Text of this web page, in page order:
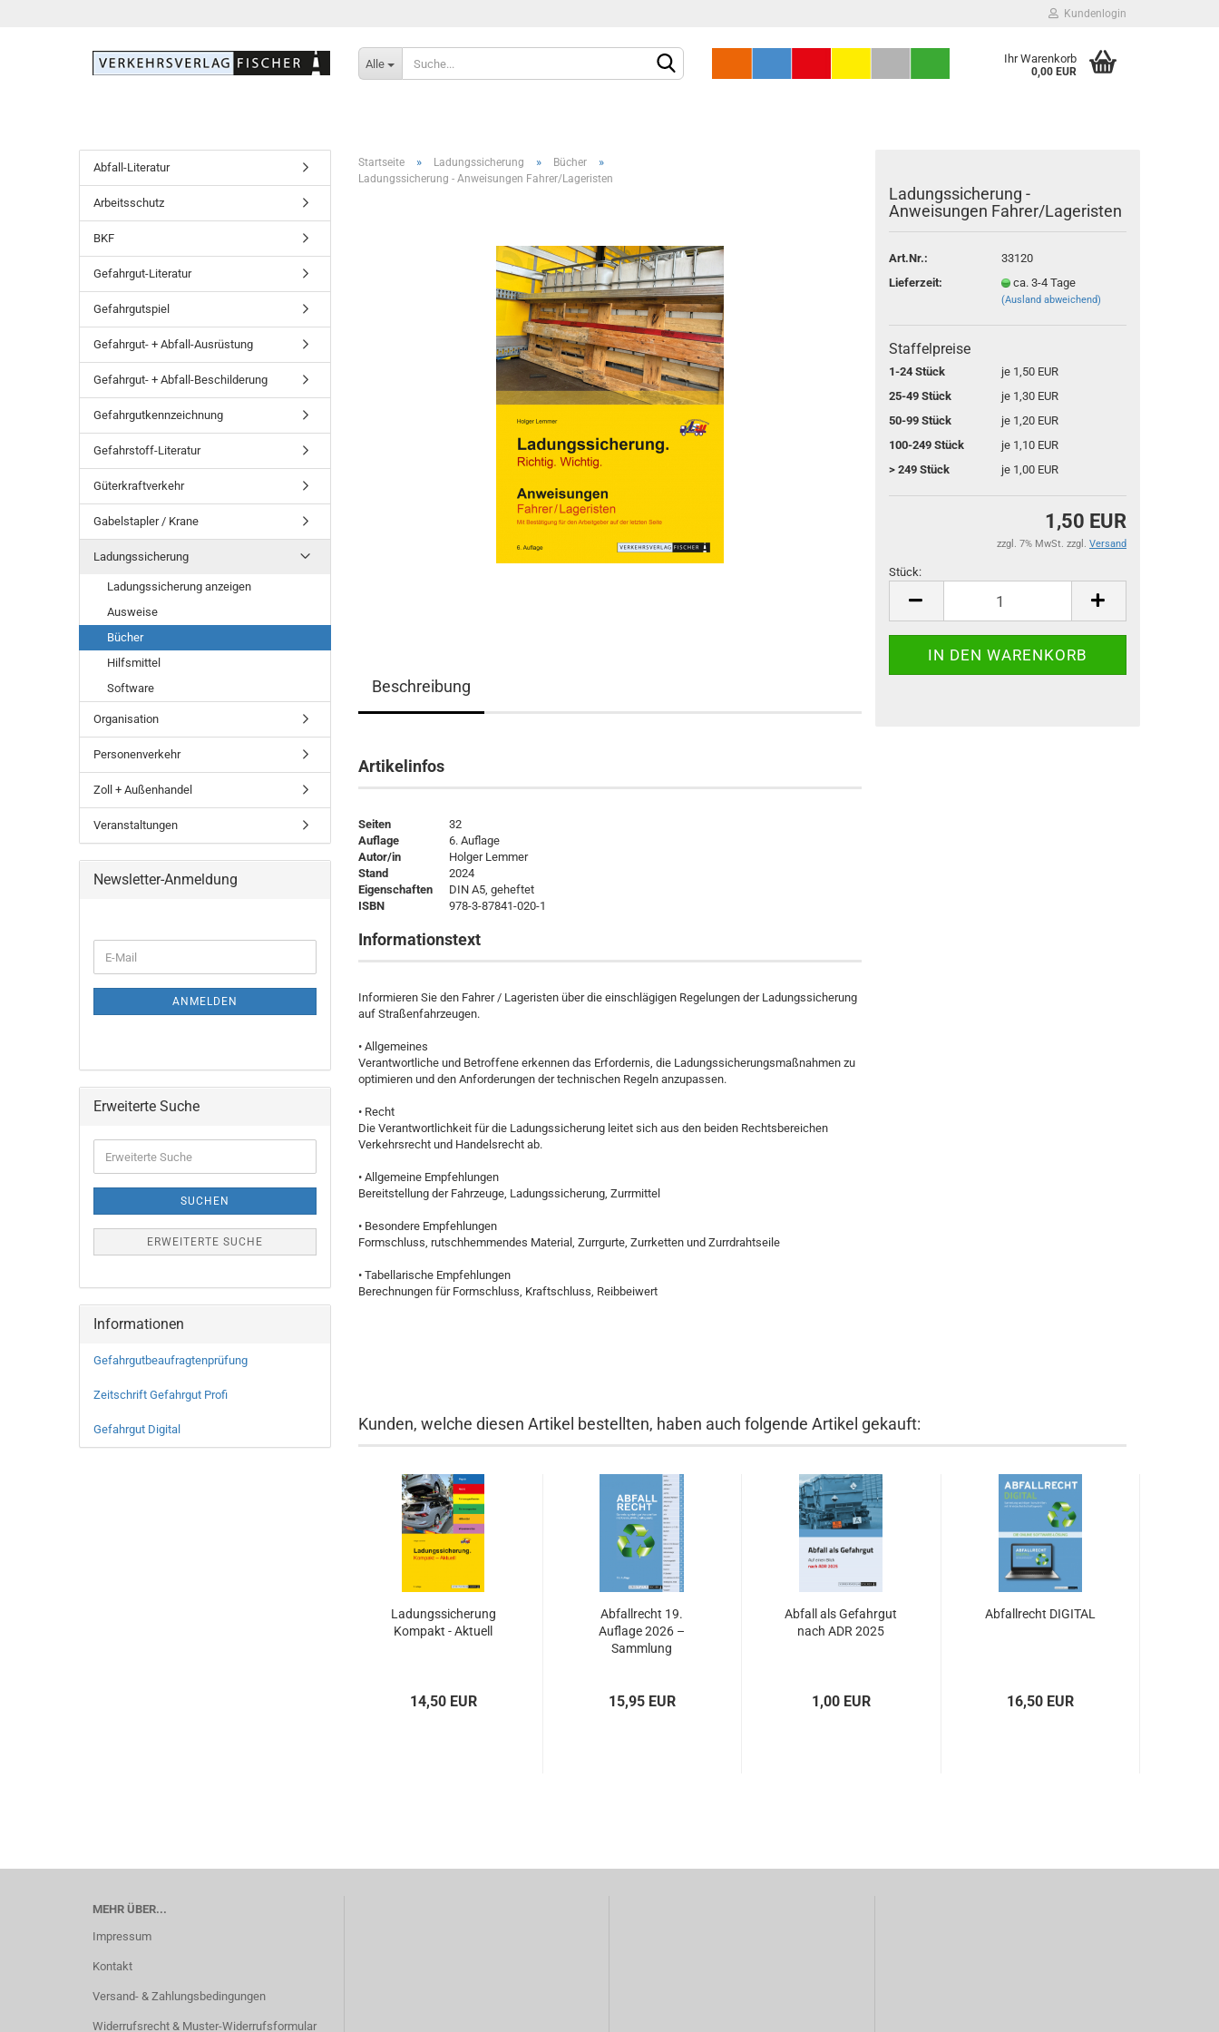
Kundenlogin
Konto erstellen
Passwort vergessen?
Alle Ihr Warenkorb
0,00 EUR
Startseite » Ladungssicherung » Bücher »
Ladungssicherung - Anweisungen Fahrer/Lageristen
Ladungssicherung -
Anweisungen Fahrer/Lageristen
Art.Nr.:
33120
Lieferzeit:
ca. 3-4 Tage
(Ausland abweichend)
Staffelpreise
1-24 Stück
je 1,50 EUR
25-49 Stück
je 1,30 EUR
50-99 Stück
je 1,20 EUR
100-249 Stück
je 1,10 EUR
> 249 Stück
je 1,00 EUR
1,50 EUR
zzgl. 7% MwSt. zzgl. Versand
Stück:
Stück
Beschreibung
Artikelinfos
Seiten
32
Auflage
6. Auflage
Autor/in
Holger Lemmer
Stand
2024
Eigenschaften
DIN A5, geheftet
ISBN
978-3-87841-020-1
Informationstext
Informieren Sie den Fahrer / Lageristen über die einschlägigen Regelungen der Ladungssicherung
auf Straßenfahrzeugen.
• Allgemeines
Verantwortliche und Betroffene erkennen das Erfordernis, die Ladungssicherungsmaßnahmen zu
optimieren und den Anforderungen der technischen Regeln anzupassen.
• Recht
Die Verantwortlichkeit für die Ladungssicherung leitet sich aus den beiden Rechtsbereichen
Verkehrsrecht und Handelsrecht ab.
• Allgemeine Empfehlungen
Bereitstellung der Fahrzeuge, Ladungssicherung, Zurrmittel
• Besondere Empfehlungen
Formschluss, rutschhemmendes Material, Zurrgurte, Zurrketten und Zurrdrahtseile
• Tabellarische Empfehlungen
Berechnungen für Formschluss, Kraftschluss, Reibbeiwert
Kunden, welche diesen Artikel bestellten, haben auch folgende Artikel gekauft:
Ladungssicherung
Kompakt - Aktuell
14,50 EUR
Abfallrecht 19.
Auflage 2026 –
Sammlung
15,95 EUR
Abfall als Gefahrgut
nach ADR 2025
1,00 EUR
Abfallrecht DIGITAL
16,50 EUR
Abfall-Literatur
Arbeitsschutz
BKF
Gefahrgut-Literatur
Gefahrgutspiel
Gefahrgut- + Abfall-Ausrüstung
Gefahrgut- + Abfall-Beschilderung
Gefahrgutkennzeichnung
Gefahrstoff-Literatur
Güterkraftverkehr
Gabelstapler / Krane
Ladungssicherung
Ladungssicherung anzeigen
Ausweise
Bücher
Hilfsmittel
Software
Organisation
Personenverkehr
Zoll + Außenhandel
Veranstaltungen
Newsletter-Anmeldung
ANMELDEN
Erweiterte Suche
SUCHEN
ERWEITERTE SUCHE
Informationen
Gefahrgutbeaufragtenprüfung
Zeitschrift Gefahrgut Profi
Gefahrgut Digital
MEHR ÜBER...
Impressum
Kontakt
Versand- & Zahlungsbedingungen
Widerrufsrecht & Muster-Widerrufsformular